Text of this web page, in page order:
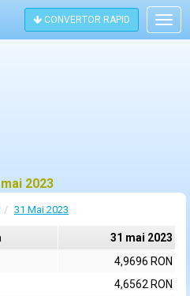
CONVERTOR RAPID
2023
31 Mai 2023
31 mai 2023
4,9696 RON
4,6562 RON